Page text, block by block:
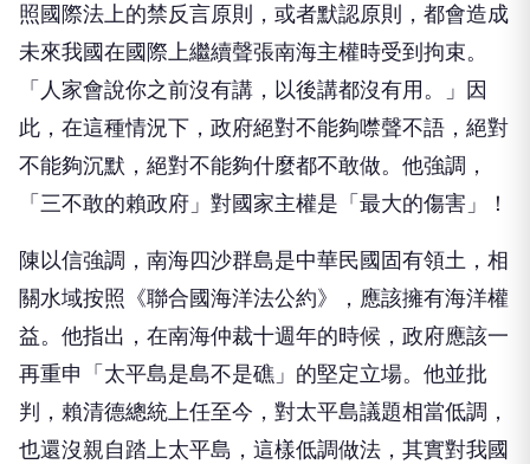
照國際法上的禁反言原則，或者默認原則，都會造成
未來我國在國際上繼續聲張南海主權時受到拘束。
「人家會說你之前沒有講，以後講都沒有用。」因
此，在這種情況下，政府絕對不能夠噤聲不語，絕對
不能夠沉默，絕對不能夠什麼都不敢做。他強調，
「三不敢的賴政府」對國家主權是「最大的傷害」！
陳以信強調，南海四沙群島是中華民國固有領土，相
關水域按照《聯合國海洋法公約》，應該擁有海洋權
益。他指出，在南海仲裁十週年的時候，政府應該一
再重申「太平島是島不是礁」的堅定立場。他並批
判，賴清德總統上任至今，對太平島議題相當低調，
也還沒親自踏上太平島，這樣低調做法，其實對我國